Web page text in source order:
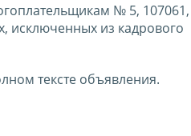
№ 5, 107061,
исключенных из кадрового
тексте объявления.